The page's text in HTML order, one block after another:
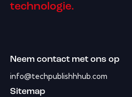
technologie.
Neem contact met ons op
info@techpublishhhub.com
Sitemap